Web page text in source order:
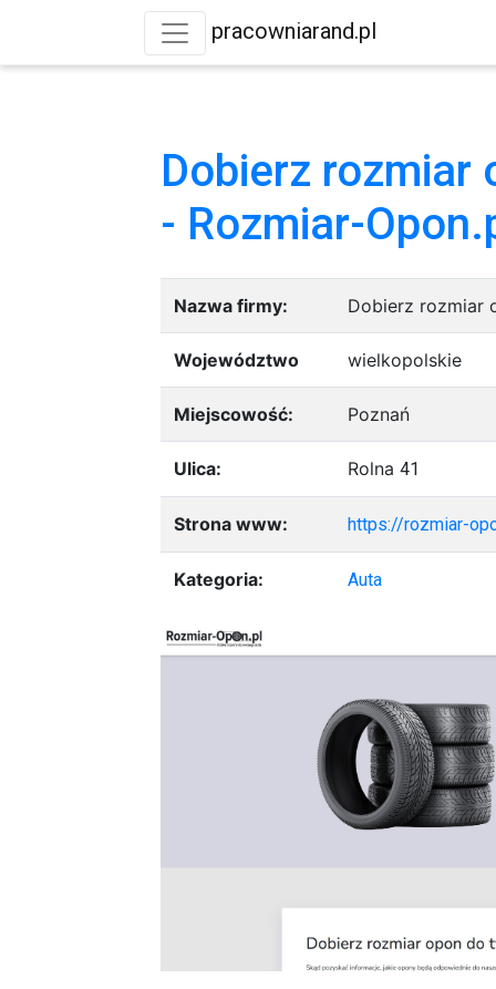
pracowniarand.pl
Dobierz rozmiar
- Rozmiar-
Nazwa firmy: Dobierz rozmiar
Województwo wielkopolskie
Miejscowość: Poznań
Ulica: Rolna 41
Strona www: https://rozmiar-
Kategoria: Auta